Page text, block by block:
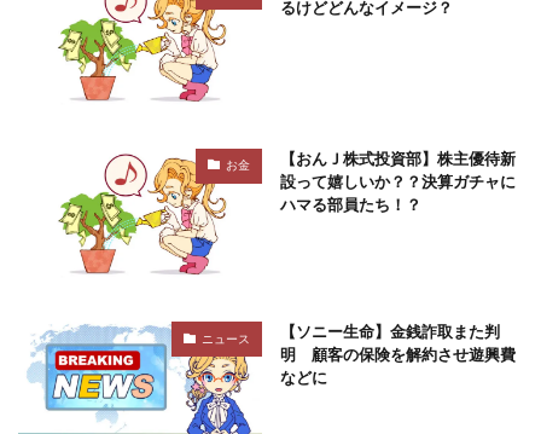
るけどどんなイメージ？
お金
【おんＪ株式投資部】株主優待新
設って嬉しいか？？決算ガチャに
ハマる部員たち！？
ニュース
【ソニー生命】金銭詐取また判
明 顧客の保険を解約させ遊興費
などに